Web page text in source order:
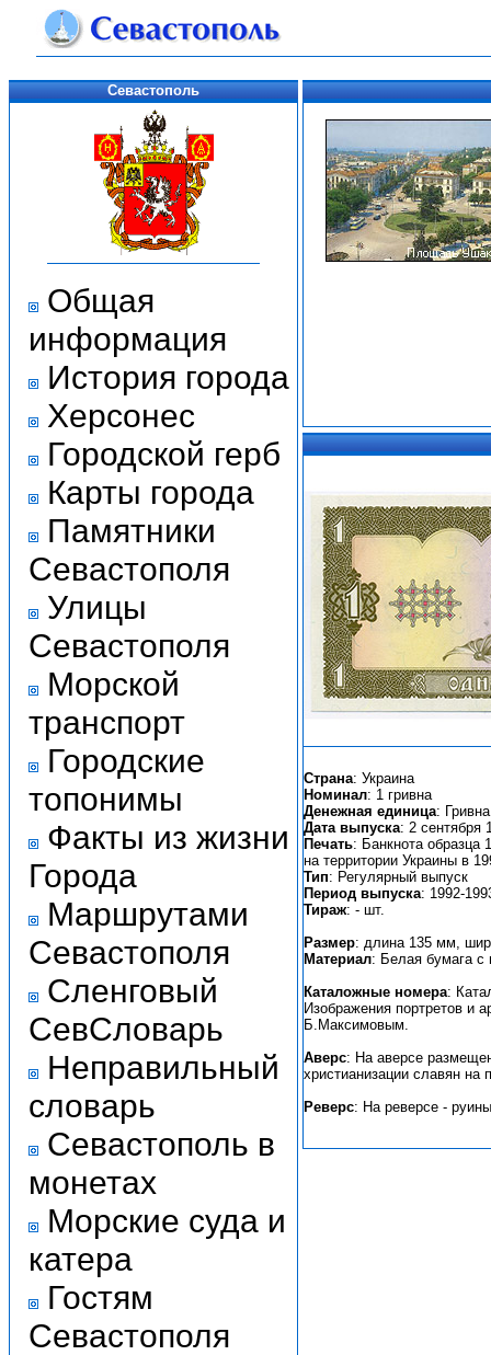
Севастополь
Общая
информация
История города
Херсонес
Городской герб
Карты города
Памятники
Севастополя
Улицы
Севастополя
Морской
транспорт
Городские
топонимы
Факты из жизни
Города
Маршрутами
Севастополя
Сленговый
СевСловарь
Неправильный
словарь
Севастополь в
монетах
Морские суда и
катера
Гостям
Севастополя
Страна: Украина
Номинал: 1 гривна
Денежная единица: Гривна
Дата выпуска: 2 сентября
Печать: Банкнота образца
на территории Украины в
Тип: Регулярный выпуск
Период выпуска: 1992-
Тираж: - шт.
Размер: длина 135 мм,
Материал: Белая бумага с
Каталожные номера:
Изображения портретов и
Б.Максимовым.
Аверс: На аверсе
христианизации славян на
Реверс: На реверсе -